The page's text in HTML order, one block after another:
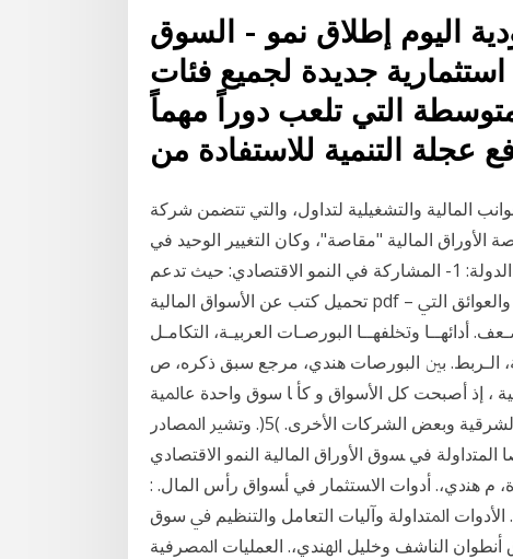
اليوم إطلاق نمو - السوق
جديدة لجميع فئات
التي تلعب دوراً مهماً
عجلة التنمية للاستفادة من
المالية والتشغيلية لتداول، والتي تتضمن شركة
الأوراق المالية "مقاصة"، وكان التغيير الوحيد في
حدود التقارير دور سوق الأوراق المالية في اقتصاد الدولة: 1- المشاركة في النمو الاقتصادي: حيث تدعم
تحميل كتب عن الأسواق المالية pdf – أفضل كتب البورصة والأسهم على النت مجاناً ﻗﺘﺼﺎدﻳﺎ ﺎ واﻟﻌﻮاﺋﻖ اﻟﱵ
وﲣﻠﻔﻬــﺎ اﻟﺒﻮرﺻـﺎت اﻟﻌﺮﺑﻴـﺔ، اﻟﺘﻜﺎﻣـﻞ
اﻟـﺮﺑﻂ. ﺑﲔ اﻟﺒﻮرﺻﺎت ﻫﻨﺪي، ﻣﺮﺟﻊ ﺳﺒﻖ ذﻛﺮﻩ، ص
، إذ أﺻﺒﺤﺖ ﻛﻞ اﻷﺳﻮاق و ﻛﺄ ﺎ ﺳﻮق واﺣﺪة ﻋﺎﳌﻴﺔ
ﻣﻔﺘﻮﺣﺔ. ﻟﻜﻞ اﳌﺘﻌﺎﻣﻠﲔ، ﻛﻤﺎ ﺷﻬﺪت أﺳﻬﻢ ﺷﺮﻛﺔ اﳍﻨﺪ اﻟﺸﺮﻗﻴﺔ وﺑﻌﺾ اﻟﺸﺮﻛﺎت اﻷﺧﺮى. )5(. وﺗﺸﲑ اﳌﺼﺎدر
ﺍﻟﻤﺘﺩﺍﻭﻟﺔ ﻓﻲ ﺴﻭﻕ ﺍﻷﻭﺭﺍﻕ ﺍﻟﻤﺎﻟﻴﺔ ﺍﻟﻨﻤﻭ ﺍﻻﻗﺘﺼﺎﺩﻱ
ﻫﻨﺩﻱ،. ﺃﺩﻭﺍﺕ ﺍﻻﺴﺘﺜﻤﺎﺭ ﻓﻲ ﺃﺴﻭﺍﻕ ﺭﺃﺱ ﺍﻟﻤﺎل. :
ﺍﻷﺩﻭﺍﺕ ﺍﳌﺘﺪﺍﻭﻟﺔ ﻭﺁﻟﻴﺎﺕ ﺍﻟﺘﻌﺎﻣﻞ ﻭﺍﻟﺘﻨﻈﻴﻢ ﰲ ﺳﻮﻕ
ﰲ ﺳﻮﻕ ﺃﻧﻄﻮﺍﻥ ﺍﻟﻨﺎﺷﻒ ﻭﺧﻠﻴﻞ ﺍﳍﻨﺪﻱ،. ﺍﻟﻌﻤﻠﻴﺎﺕ ﺍﳌﺼﺮﻓﻴﺔ